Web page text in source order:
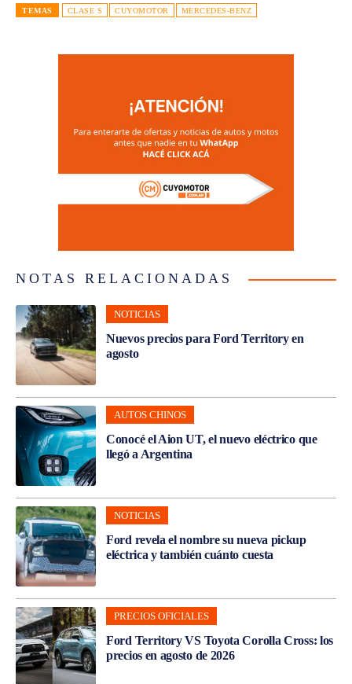
TEMAS CLASE S CUYOMOTOR MERCEDES-BENZ
NOTAS RELACIONADAS
NOTICIAS
Nuevos precios para Ford Territory en
agosto
AUTOS CHINOS
Conocé el Aion UT, el nuevo eléctrico que
llegó a Argentina
NOTICIAS
Ford revela el nombre su nueva pickup
eléctrica y también cuánto cuesta
PRECIOS OFICIALES
Ford Territory VS Toyota Corolla Cross: los
precios en agosto de 2026